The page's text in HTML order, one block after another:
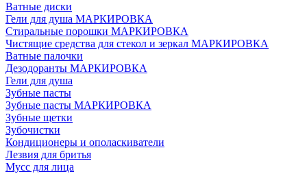
Ватные диски
Гели для душа МАРКИРОВКА
Стиральные порошки МАРКИРОВКА
Чистящие средства для стекол и зеркал МАРКИРОВКА
Ватные палочки
Дезодоранты МАРКИРОВКА
Гели для душа
Зубные пасты
Зубные пасты МАРКИРОВКА
Зубные щетки
Зубочистки
Кондиционеры и ополаскиватели
Лезвия для бритья
Мусс для лица